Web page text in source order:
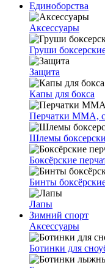
Единоборства
Аксессуары
Груши
Защита
Капы для бокса
Перчатки ММА,
Шлемы
Боксёрские
Бинты
Лапы
Зимний спорт
Аксессуары
Ботинки для